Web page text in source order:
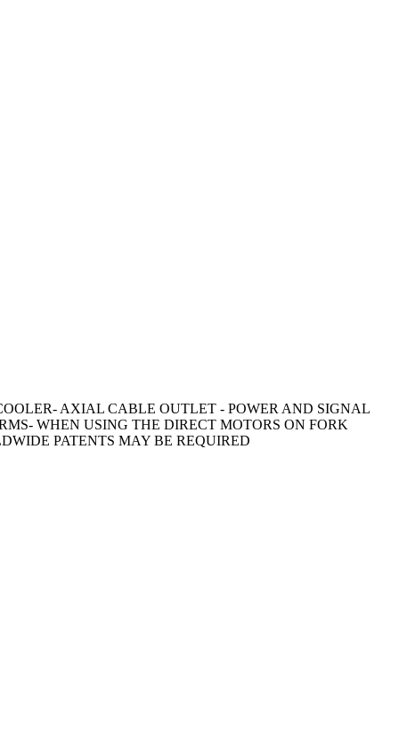
AXIAL CABLE OUTLET - POWER AND SIGNAL
WHEN USING THE DIRECT MOTORS ON FORK
PATENTS MAY BE REQUIRED